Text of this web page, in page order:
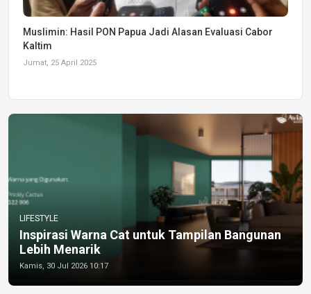
Muslimin: Hasil PON Papua Jadi Alasan Evaluasi Cabor
Kaltim
Jumat, 25 April 2025
LIFESTYLE
Inspirasi Warna Cat untuk Tampilan Bangunan
Lebih Menarik
Kamis, 30 Jul 2026 10:17